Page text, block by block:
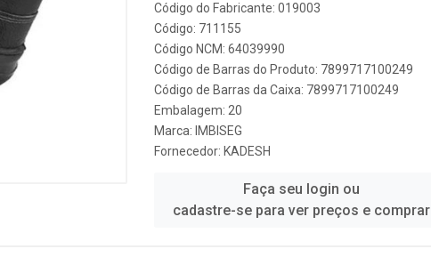
Código do Fabricante: 019003
Código: 711155
Código NCM: 64039990
Código de Barras do Produto: 7899717100249
Código de Barras da Caixa: 7899717100249
Embalagem: 20
Marca: IMBISEG
Fornecedor: KADESH
Faça seu login ou
cadastre-se para ver preços e comprar